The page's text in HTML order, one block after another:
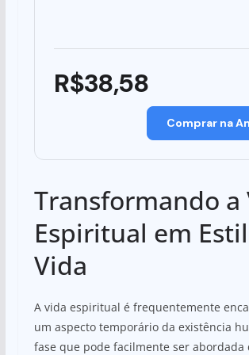
R$38,58
Comprar na
Transformando a
Espiritual em
Vida
A vida espiritual é frequentemente
um aspecto temporário da existência
fase que pode facilmente ser abordada